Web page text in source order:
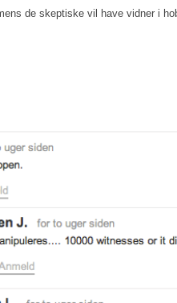
de skeptiske vil have vidner i